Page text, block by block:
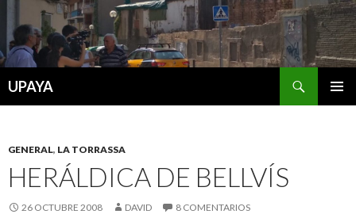
UPAYA
GENERAL, LA TORRASSA
HERÁLDICA DE BELLVÍS
26 OCTUBRE 2008 DAVID 8 COMENTARIOS